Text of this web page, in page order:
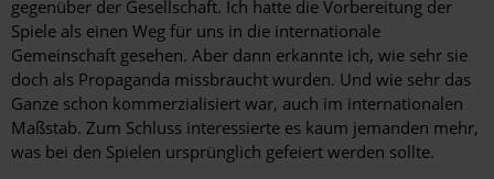
gegenüber der Gesellschaft. Ich hatte die Vorbereitung der
Spiele als einen Weg für uns in die internationale
Gemeinschaft gesehen. Aber dann erkannte ich, wie sehr sie
doch als Propaganda missbraucht wurden. Und wie sehr das
Ganze schon kommerzialisiert war, auch im internationalen
Maßstab. Zum Schluss interessierte es kaum jemanden mehr,
was bei den Spielen ursprünglich gefeiert werden sollte.